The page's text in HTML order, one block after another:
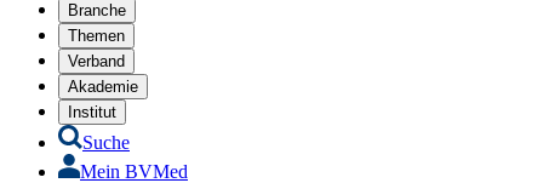
Branche
Themen
Verband
Akademie
Institut
Suche
Mein BVMed